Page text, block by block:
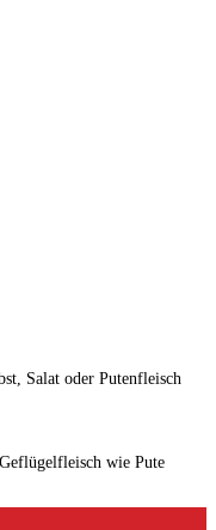
Salat oder Putenfleisch
wie Pute